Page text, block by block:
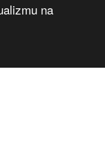
na